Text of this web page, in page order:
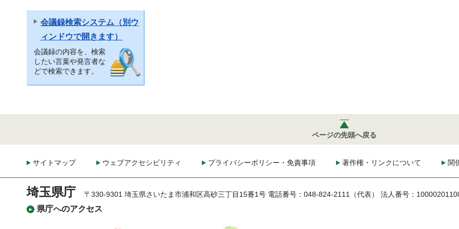
会議録検索システム（別ウ
ィンドウで開きます）
会議録の内容を、検索
したい言葉や発言者な
どで検索できます。
ページの先頭へ戻る
サイトマップ ウェブアクセシビリティ プライバシーポリシー・免責事項 著作権・リンクについて 関
埼玉県庁
県庁へのアクセス
〒330-9301 埼玉県さいたま市浦和区高砂三丁目15番1号 電話番号：048-824-2111（代表） 法人番号：